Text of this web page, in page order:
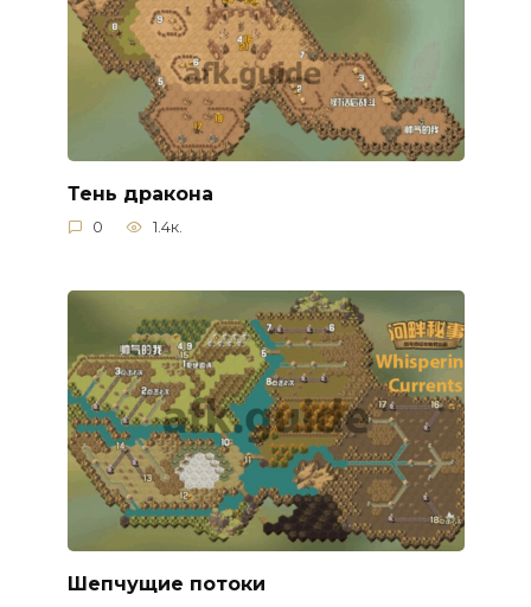
Тень дракона
0 1.4к.
Шепчущие потоки